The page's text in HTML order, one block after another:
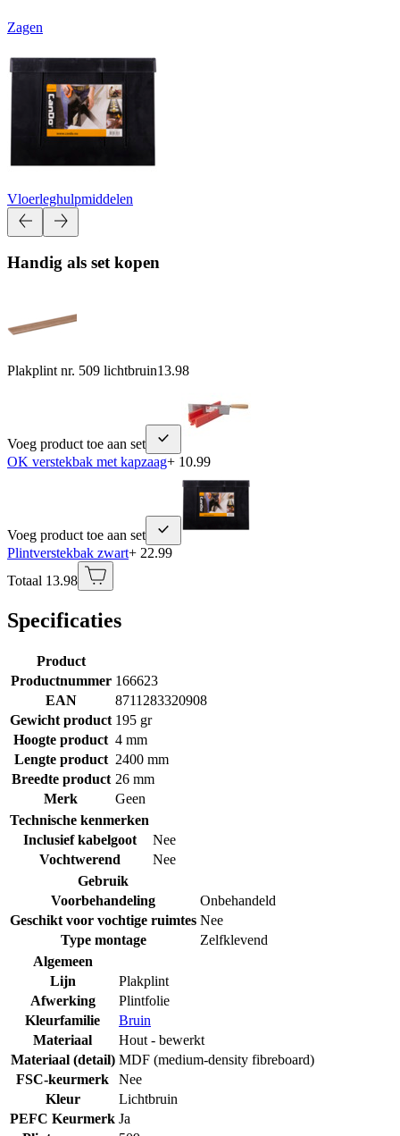
Zagen
Vloerleghulpmiddelen
Handig als set kopen
Plakplint nr. 509 lichtbruin13.98
Voeg product toe aan set
OK verstekbak met kapzaag+ 10.99
Voeg product toe aan set
Plintverstekbak zwart+ 22.99
Totaal 13.98
Specificaties
Product
Productnummer 166623
EAN
8711283320908
Gewicht product 195 gr
Hoogte product 4 mm
Lengte product 2400 mm
Breedte product 26 mm
Merk
Geen
Technische kenmerken
Inclusief kabelgoot
Nee
Vochtwerend
Nee
Gebruik
Voorbehandeling
Onbehandeld
Geschikt voor vochtige ruimtes Nee
Type montage
Zelfklevend
Algemeen
Lijn
Plakplint
Afwerking
Plintfolie
Kleurfamilie
Bruin
Materiaal
Hout - bewerkt
Materiaal (detail) MDF (medium-density fibreboard)
FSC-keurmerk
Nee
Kleur
Lichtbruin
PEFC Keurmerk Ja